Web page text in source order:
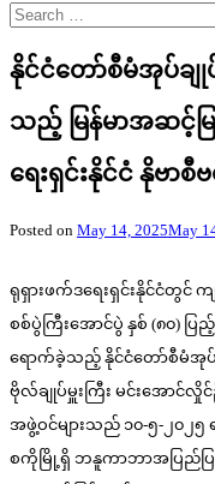
Search
for:
နိုင်ငံတော်စီမံအုပ်ချုပ်
သည့် မြန်မာအဆင့်
ရေးရှင်းနိုင်ငံ နိုဗာ
Posted on May 14, 2025May
ရုရှားဖက်ဒရေးရှင်းနိုင်ငံတွင် က
စစ်ပွဲကြီးအောင်ပွဲ နှစ် (၈၀)
ရောက်ခဲ့သည့် နိုင်ငံတော်စီမံအုပ်ခ
ဗိုလ်ချုပ်မှူးကြီး မင်းအောင်
အဖွဲ့ဝင်များသည် ၁၀-၅-၂၀၂၅
စကိုမြို့ရှိ ဘနူကာဘာအပြည်ပ